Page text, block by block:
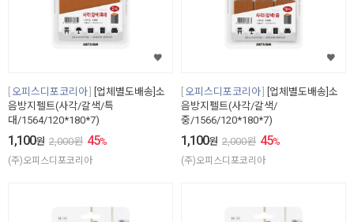
오피스디포코리아
[업체별도배송]소
음방지펠트(사각/갈색/특
대/1564/120*180*7)
1,100원 2,000원 45%
(주)오피스디포코리아
오피스디포코리아
[업체별도배송]소
음방지펠트(사각/갈색/
중/1566/120*180*7)
1,100원 2,000원 45%
(주)오피스디포코리아